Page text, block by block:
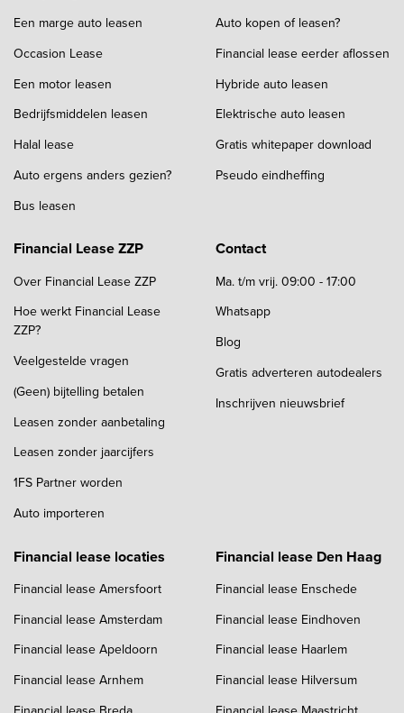
Een marge auto leasen
Occasion Lease
Een motor leasen
Bedrijfsmiddelen leasen
Halal lease
Auto ergens anders gezien?
Bus leasen
Auto kopen of leasen?
Financial lease eerder aflossen
Hybride auto leasen
Elektrische auto leasen
Gratis whitepaper download
Pseudo eindheffing
Financial Lease ZZP
Over Financial Lease ZZP
Hoe werkt Financial Lease
ZZP?
Veelgestelde vragen
(Geen) bijtelling betalen
Leasen zonder aanbetaling
Leasen zonder jaarcijfers
1FS Partner worden
Auto importeren
Contact
Ma. t/m vrij. 09:00 - 17:00
Whatsapp
Blog
Gratis adverteren autodealers
Inschrijven nieuwsbrief
Financial lease locaties
Financial lease Amersfoort
Financial lease Amsterdam
Financial lease Apeldoorn
Financial lease Arnhem
Financial lease Den Haag
Financial lease Enschede
Financial lease Eindhoven
Financial lease Haarlem
Financial lease Hilversum